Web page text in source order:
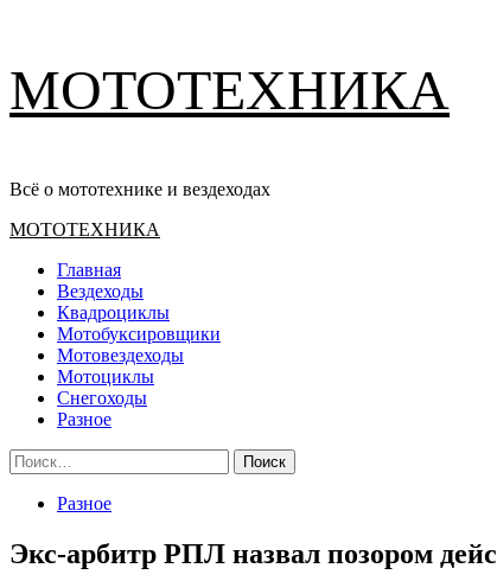
содержимому
МОТОТЕХНИКА
Всё о мототехнике и вездеходах
Основное
МОТОТЕХНИКА
Главная
Вездеходы
Квадроциклы
Мотобуксировщики
Мотовездеходы
Мотоциклы
Снегоходы
Разное
Найти:
Разное
Экс-арбитр РПЛ назвал позором